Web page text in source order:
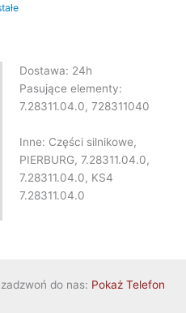
Dostawa: 24h
Pasujące elementy:
7.28311.04.0, 728311040
Inne: Części silnikowe,
PIERBURG, 7.28311.04.0,
7.28311.04.0, KS4
7.28311.04.0
do nas: Pokaż Telefon